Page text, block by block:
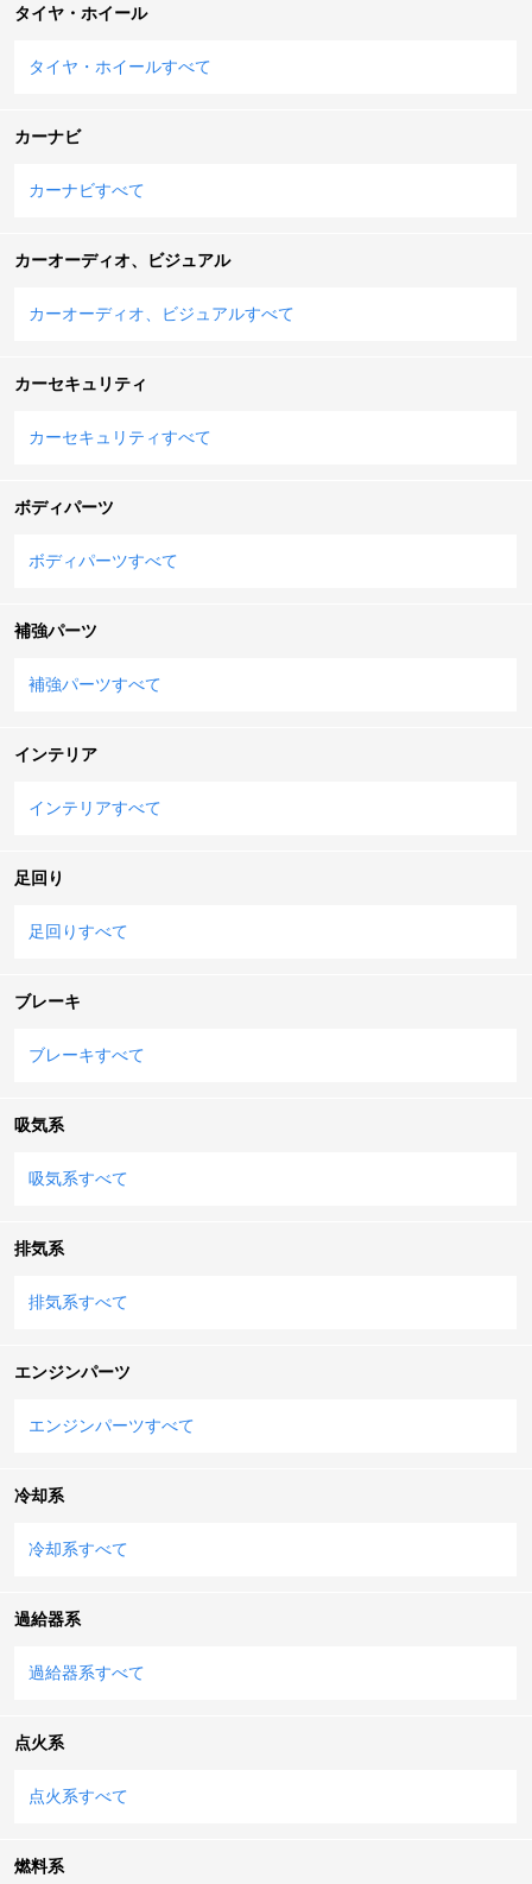
タイヤ・ホイール
タイヤ・ホイールすべて
カーナビ
カーナビすべて
カーオーディオ、ビジュアル
カーオーディオ、ビジュアルすべて
カーセキュリティ
カーセキュリティすべて
ボディパーツ
ボディパーツすべて
補強パーツ
補強パーツすべて
インテリア
インテリアすべて
足回り
足回りすべて
ブレーキ
ブレーキすべて
吸気系
吸気系すべて
排気系
排気系すべて
エンジンパーツ
エンジンパーツすべて
冷却系
冷却系すべて
過給器系
過給器系すべて
点火系
点火系すべて
燃料系